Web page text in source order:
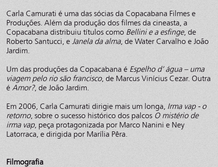
Carla Camurati é uma das sócias da Copacabana Filmes e
Produções. Além da produção dos filmes da cineasta, a
Copacabana distribuiu títulos como Bellini e a esfinge, de
Roberto Santucci, eJanela da alma, de Water Carvalho e João
Jardim.
Um das produções da Copacabana é Espelho d’ água – uma
viagem pelo rio são francisco, de Marcus Vinícius Cezar. Outra
éAmor?, de João Jardim.
Em 2006, Carla Camurati dirigie mais um longa, Irma vap - o
retorno, sobre o sucesso histórico dos palcos O mistério de
irma vap, peça protagonizada por Marco Nanini e Ney
Latorraca, e dirigida por Marília Pêra.
Filmografia